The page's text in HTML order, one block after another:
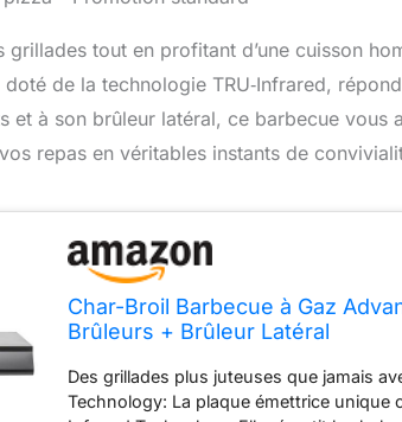
tout en profitant d’une cuisson
doté de la technologie TRU‑Infrared,
et à son brûleur latéral, ce barbecue vous
repas en véritables instants de
Char-Broil Barbecue à Gaz
Brûleurs + Brûleur Latéral
Des grillades plus juteuses que jamais
Technology: La plaque émettrice unique